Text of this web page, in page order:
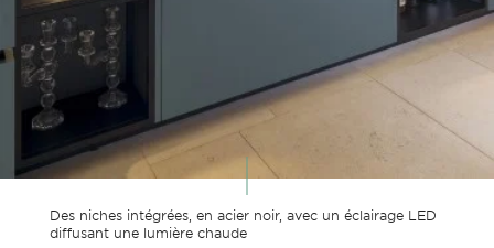
Des niches intégrées, en acier noir, avec un éclairage LED
diffusant une lumière chaude